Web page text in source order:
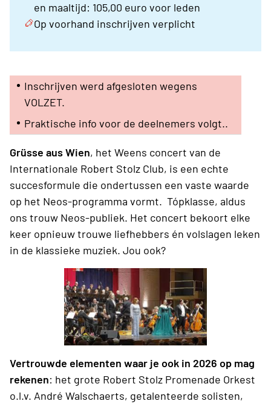
en maaltijd: 105,00 euro voor leden
Op voorhand inschrijven verplicht
Inschrijven werd afgesloten wegens
VOLZET.
Praktische info voor de deelnemers volgt..
Grüsse aus Wien, het Weens concert van de
Internationale Robert Stolz Club, is een echte
succesformule die ondertussen een vaste waarde
op het Neos-programma vormt. Tópklasse, aldus
ons trouw Neos-publiek. Het concert bekoort elke
keer opnieuw trouwe liefhebbers én volslagen leken
in de klassieke muziek. Jou ook?
Vertrouwde elementen waar je ook in 2026 op mag
rekenen: het grote Robert Stolz Promenade Orkest
o.l.v. André Walschaerts, getalenteerde solisten,